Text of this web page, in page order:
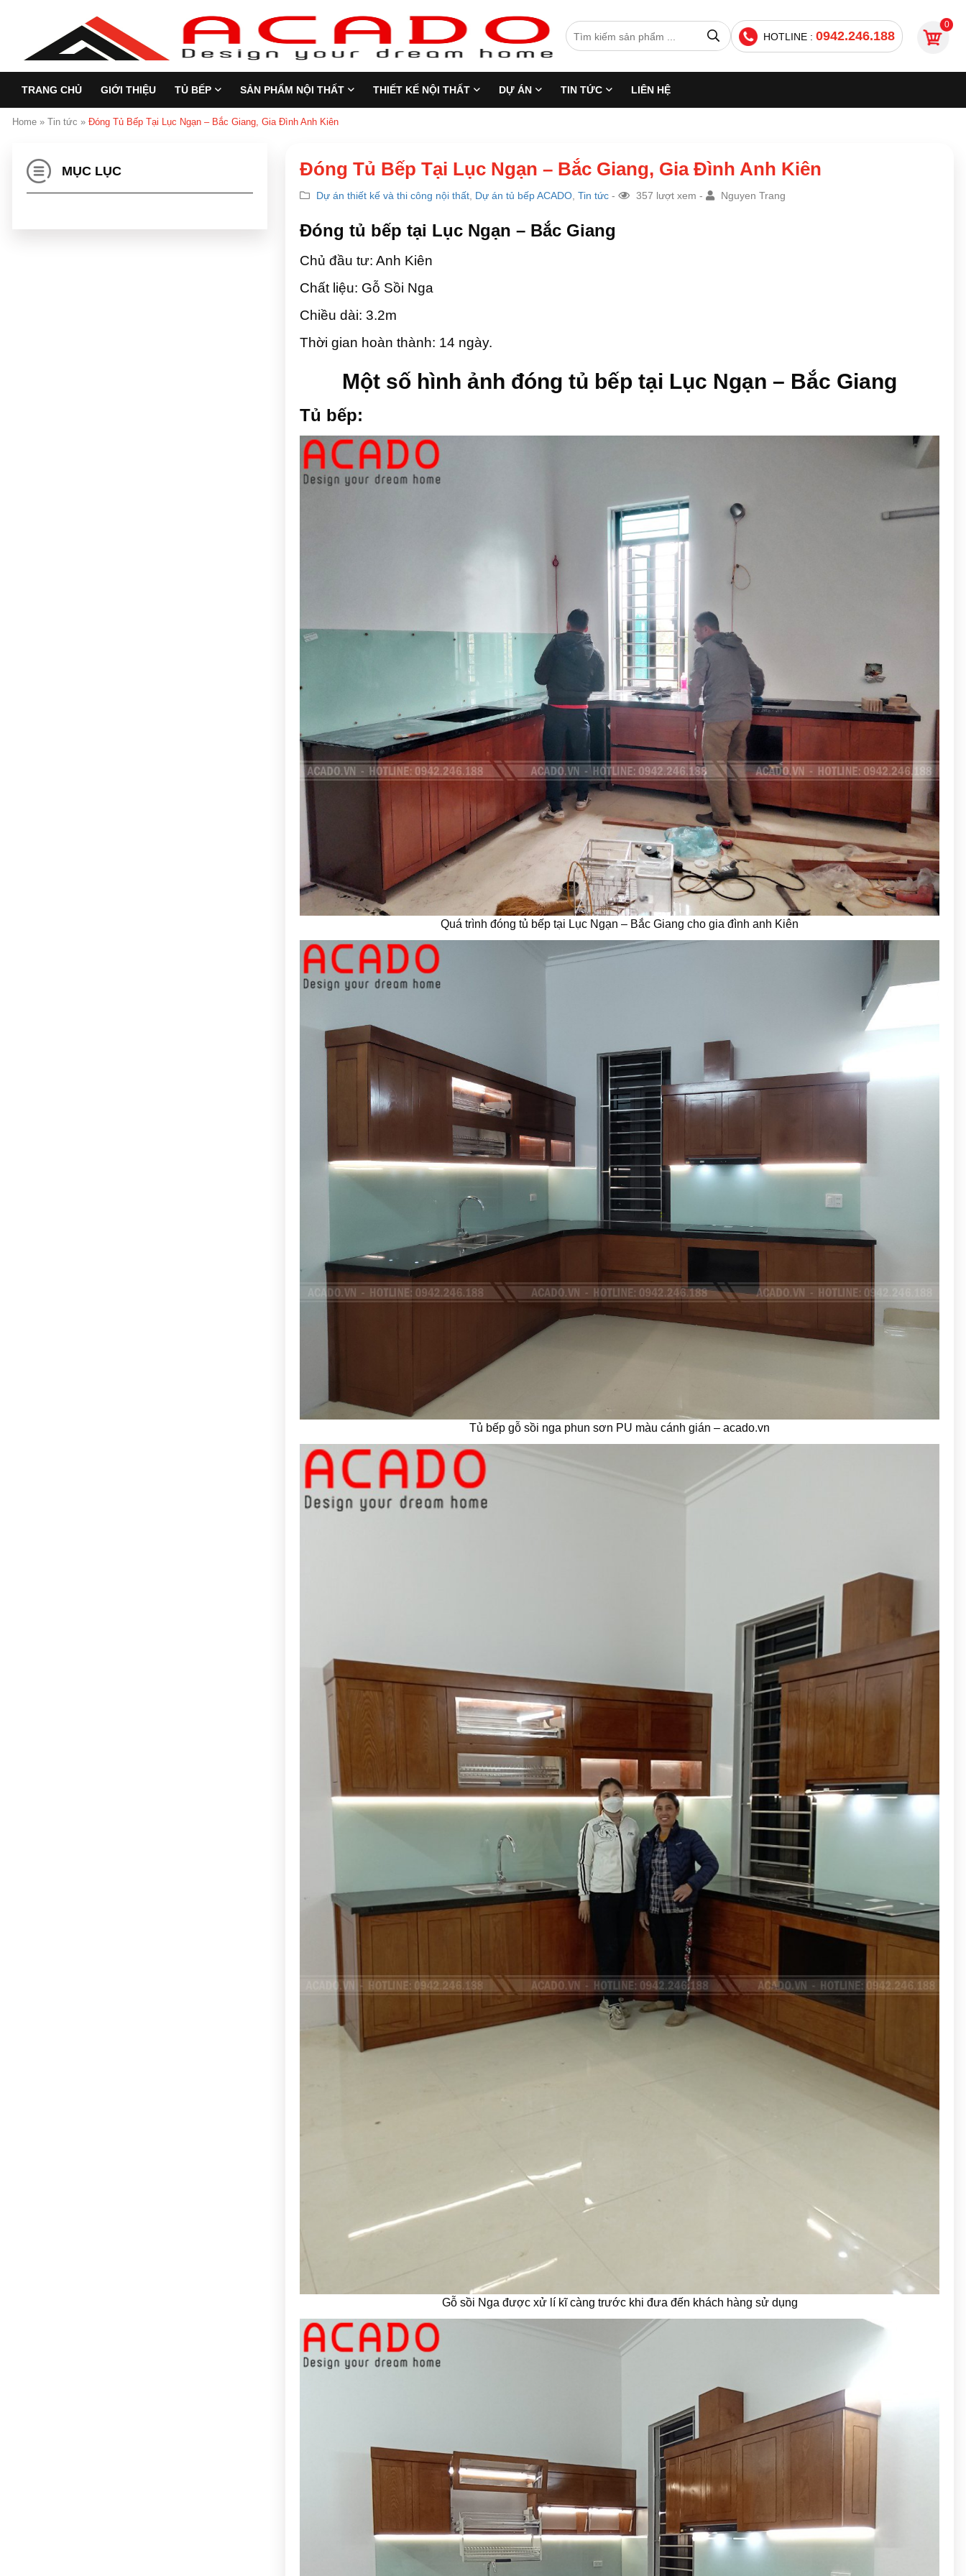
HOTLINE : 0942.246.188
0
TRANG CHỦ GIỚI THIỆU TỦ BẾP SẢN PHẨM NỘI THẤT THIẾT KẾ NỘI THẤT DỰ ÁN TIN TỨC LIÊN HỆ
Home » Tin tức » Đóng Tủ Bếp Tại Lục Ngạn – Bắc Giang, Gia Đình Anh Kiên
MỤC LỤC Đóng Tủ Bếp Tại Lục Ngạn – Bắc Giang, Gia Đình Anh Kiên
Dự án thiết kế và thi công nội thất Dự án tủ bếp ACADO Tin tức - 357 lượt xem - Nguyen Trang
Đóng tủ bếp tại Lục Ngạn – Bắc Giang
Chủ đầu tư: Anh Kiên
Chất liệu: Gỗ Sồi Nga
Chiều dài: 3.2m
Thời gian hoàn thành: 14 ngày.
Một số hình ảnh đóng tủ bếp tại Lục Ngạn – Bắc Giang
Tủ bếp:
Quá trình đóng tủ bếp tại Lục Ngạn – Bắc Giang cho gia đình anh Kiên
Tủ bếp gỗ sồi nga phun sơn PU màu cánh gián – acado.vn
Gỗ sồi Nga được xử lí kĩ càng trước khi đưa đến khách hàng sử dụng